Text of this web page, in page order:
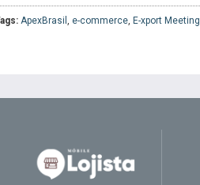
ApexBrasil e-commerce ,E-xport Meeting